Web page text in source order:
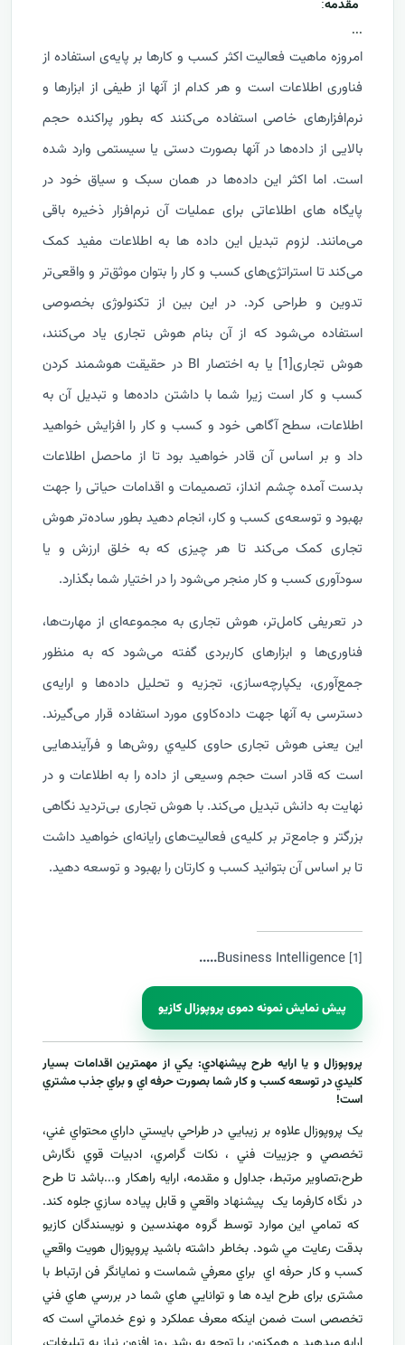
مقدمه:
...
امروزه ماهیت فعالیت اکثر کسب و کارها بر پایه‌ی استفاده از
فناوری اطلاعات است و هر کدام از آنها از طیفی از ابزارها و
نرم‌افزارهای خاصی استفاده می‌کنند که بطور پراکنده حجم
بالایی از داده‌ها در آنها بصورت دستی یا سیستمی وارد شده
است. اما اکثر این داده‌ها در همان سبک و سیاق خود در
پایگاه های اطلاعاتی برای عملیات آن نرم‌افزار ذخیره باقی
می‌مانند. لزوم تبدیل این داده ها به اطلاعات مفید کمک
می‌کند تا استراتژی‌های کسب و کار را بتوان موثق‌تر و واقعی‌تر
تدوین و طراحی کرد. در این بین از تکنولوژی بخصوصی
استفاده می‌شود که از آن بنام هوش تجاری یاد می‌کنند،
هوش تجاری[1] یا به اختصار BI در حقیقت هوشمند کردن
کسب و کار است زیرا شما با داشتن داده‌ها و تبدیل آن به
اطلاعات، سطح آگاهی خود و کسب و کار را افزایش خواهید
داد و بر اساس آن قادر خواهید بود تا از ماحصل اطلاعات
بدست آمده چشم انداز، تصمیمات و اقدامات حیاتی را جهت
بهبود و توسعه‌ی کسب و کار، انجام دهید بطور ساده‌تر هوش
تجاری کمک می‌کند تا هر چیزی که به خلق ارزش و یا
سودآوری کسب و کار منجر می‌شود را در اختیار شما بگذارد.
در تعریفی کامل‌تر، هوش تجاری به مجموعه‌ای از مهارت‌ها،
فناوری‌ها و ابزارهای کاربردی گفته می‌شود که به‌ منظور
جمع‌آوری، یکپارچه‌سازی، تجزیه ‌و‌ تحلیل داده‌ها و ارایه‌ی
دسترسی به آنها جهت داده‌کاوی مورد استفاده قرار می‌گیرند.
این یعنی هوش تجاری حاوی کلیه‌ي روش‌ها و فرآیندهایی
است که قادر است حجم وسیعی از داده را به اطلاعات و در
نهایت به دانش تبدیل می‌کند. با هوش تجاری بی‌تردید نگاهی
بزرگتر و جامع‌تر بر کلیه‌ی فعالیت‌های رایانه‌ای خواهید داشت
تا بر اساس آن بتوانید کسب و کارتان را بهبود و توسعه دهید.
[1]
Business Intelligence
.
....
پیش نمایش نمونه دموی پروپوزال کازیو
پروپوزال و يا ارايه طرح پيشنهادي: يکي از مهمترين اقدامات بسيار
کليدي در توسعه کسب و کار شما بصورت حرفه اي و براي جذب مشتري
است!
يک پروپوزال علاوه بر زيبايي در طراحي بايستي داراي محتواي غني،
تخصصي و جزييات فني ، نکات گرامري، ادبيات قوي نگارش
طرح،تصاوير مرتبط، جداول و مقدمه، ارایه راهکار و...باشد تا طرح
در نگاه کارفرما يک پيشنهاد واقعي و قابل پياده سازي جلوه کند.
که تمامي اين موارد توسط گروه مهندسين و نويسندگان کازيو
بدقت رعايت مي شود. بخاطر داشته باشيد پروپوزال هويت واقعي
کسب و کار حرفه اي براي معرفيشماست و نمایانگر فن ارتباط با
مشتری برای طرح ايده ها و توانايي هاي شما در بررسي هاي فني
تخصصی است ضمن اینکه معرف عملکرد و نوع خدماتي است که